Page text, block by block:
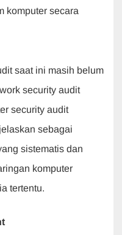
komputer secara
saat ini masih belum
security audit
security audit
sebagai
sistematis dan
komputer
tertentu.